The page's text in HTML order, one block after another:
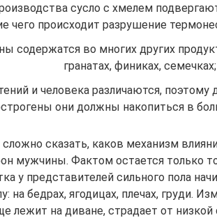
сусло с хмелем
чего происходит разрушение
содержатся во многих других
гранатах, финиках, семечках;
и человека различаются, поэтому
они должны накопиться в
сложно сказать, каков механизм
мужчины. Фактом остается только
у представителей сильного пола
на бедрах, ягодицах, плечах, груди.
лежит на диване, страдает от низкой